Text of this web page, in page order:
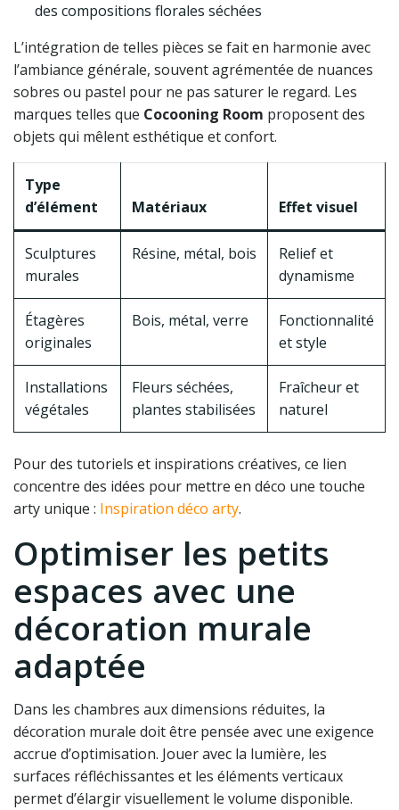
des compositions florales séchées
L’intégration de telles pièces se fait en harmonie avec
l’ambiance générale, souvent agrémentée de nuances
sobres ou pastel pour ne pas saturer le regard. Les
marques telles que Cocooning Room proposent des
objets qui mêlent esthétique et confort.
Type
d’élément
Matériaux Effet visuel
Sculptures
murales
Résine, métal, bois
Relief et
dynamisme
Étagères
originales
Bois, métal, verre
Fonctionnalité
et style
Installations
végétales
Fleurs séchées,
plantes stabilisées
Fraîcheur et
naturel
Pour des tutoriels et inspirations créatives, ce lien
concentre des idées pour mettre en déco une touche
arty unique : Inspiration déco arty.
Optimiser les petits
espaces avec une
décoration murale
adaptée
Dans les chambres aux dimensions réduites, la
décoration murale doit être pensée avec une exigence
accrue d’optimisation. Jouer avec la lumière, les
surfaces réfléchissantes et les éléments verticaux
permet d’élargir visuellement le volume disponible.